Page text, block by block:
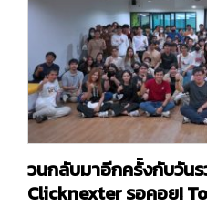
วนกลับมาอีกครั้งกับวัน
Clicknexter รอคอย!